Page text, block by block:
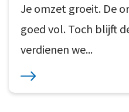
Je omzet groeit. De
goed vol. Toch blijft
verdienen we...